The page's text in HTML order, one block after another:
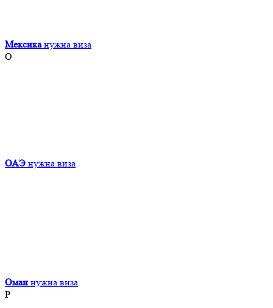
Мексика нужна виза
О
ОАЭ нужна виза
Оман нужна виза
Р